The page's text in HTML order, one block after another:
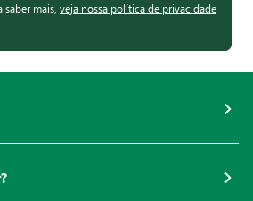
saber mais, veja nossa política de privacidade